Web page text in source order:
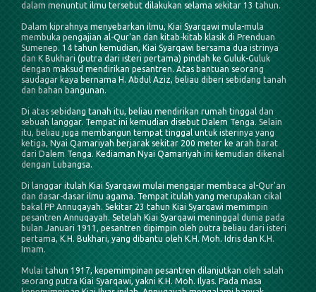
dalam menuntut ilmu tersebut dilakukan selama sekitar 13 tahun.
Dalam kiprahnya menyebarkan ilmu, Kiai Syarqawi mula-mula
membuka pengajian al-Qur'an dan kitab-kitab klasik di Prenduan
Sumenep. 14 tahun kemudian, Kiai Syarqawi bersama dua istrinya
dan K Bukhari (putra dari isteri pertama) pindah ke Guluk-Guluk
dengan maksud mendirikan pesantren. Atas bantuan seorang
saudagar kaya bernama H. Abdul Aziz, beliau diberi sebidang tanah
dan bahan bangunan.
Di atas sebidang tanah itu, beliau mendirikan rumah tinggal dan
sebuah langgar. Tempat ini kemudian disebut Dalem Tenga. Selain
itu, beliau juga membangun tempat tinggal untuk isterinya yang
ketiga, Nyai Qamariyah berjarak sekitar 200 meter ke arah barat
dari Dalem Tenga. Kediaman Nyai Qamariyah ini kemudian dikenal
dengan Lubangsa.
Di langgar itulah Kiai Syarqawi mulai mengajar membaca al-Qur'an
dan dasar-dasar ilmu agama. Tempat itulah yang merupakan cikal
bakal PP Annuqayah. Sekitar 23 tahun Kiai Syarqawi memimpin
pesantren Annuqayah. Setelah Kiai Syarqawi meninggal dunia pada
bulan Januari 1911, pesantren dipimpin oleh putra beliau dari isteri
pertama, K.H. Bukhari, yang dibantu oleh K.H. Moh. Idris dan K.H.
Imam.
Mulai tahun 1917, kepemimpinan pesantren dilanjutkan oleh salah
seorang putra Kiai Syarqawi, yakni K.H. Moh. Ilyas. Pada masa